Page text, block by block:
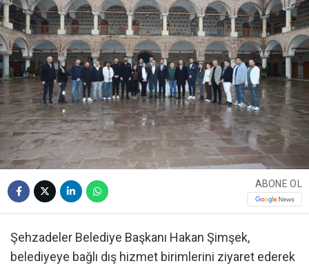
ABONE OL
Şehzadeler Belediye Başkanı Hakan Şimşek,
belediyeye bağlı dış hizmet birimlerini ziyaret ederek